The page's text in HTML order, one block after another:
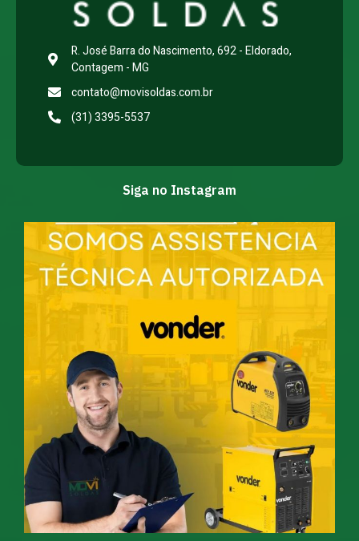
R. José Barra do Nascimento, 692 - Eldorado,
Contagem - MG
contato@movisoldas.com.br
(31) 3395-5537
Siga no Instagram